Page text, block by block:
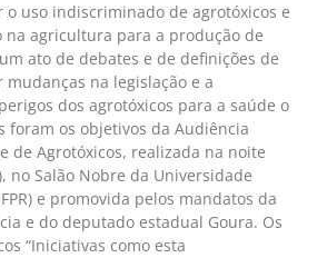
uso indiscriminado de agrotóxicos e
agricultura para a produção de
ato de debates e de definições de
na legislação e a
dos agrotóxicos para a saúde o
foram os objetivos da Audiência
de Agrotóxicos, realizada na noite
no Salão Nobre da Universidade
e promovida pelos mandatos da
e do deputado estadual Goura. Os
“Iniciativas como esta